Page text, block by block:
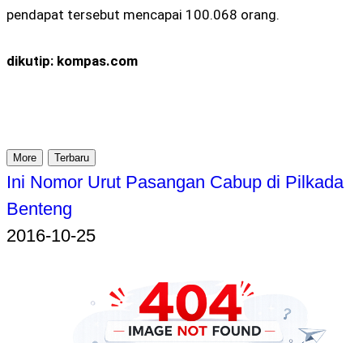
pendapat tersebut mencapai 100.068 orang.
dikutip: kompas.com
More Terbaru
Ini Nomor Urut Pasangan Cabup di Pilkada
Benteng
2016-10-25